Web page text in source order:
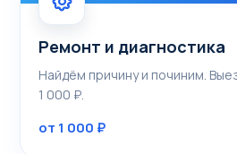
Ремонт и диагностика
Найдём причину и починим.
1 000 ₽.
от 1 000 ₽